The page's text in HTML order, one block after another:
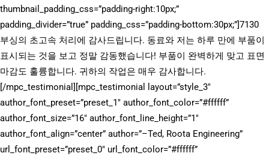
thumbnail_padding_css=”padding-right:10px;”
padding_divider=”true” padding_css=”padding-bottom:30px;”]7130
부싱의 초고속 처리에 감사드립니다. 동료와 저는 하루 만에 부품이
표시되는 것을 보고 정말 감동했습니다! 부품이 완벽하게 맞고 표면
마감도 훌륭합니다. 귀하의 작업은 매우 감사합니다.
[/mpc_testimonial][mpc_testimonial layout=”style_3″
author_font_preset=”preset_1″ author_font_color=”#ffffff”
author_font_size=”16″ author_font_line_height=”1″
author_font_align=”center” author=”–Ted, Roota Engineering”
url_font_preset=”preset_0″ url_font_color=”#ffffff”